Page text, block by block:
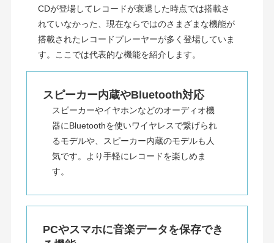
CDが登場してレコードが衰退した時点では搭載さ
れていなかった、現在ならではのさまざまな機能が
搭載されたレコードプレーヤーが多く登場していま
す。ここでは代表的な機能を紹介します。
スピーカー内蔵やBluetooth対応
スピーカーやイヤホンなどのオーディオ機
器にBluetoothを使いワイヤレスで繋げられ
るモデルや、スピーカー内蔵のモデルも人
気です。より手軽にレコードを楽しめま
す。
PCやスマホに音楽データを保存でき